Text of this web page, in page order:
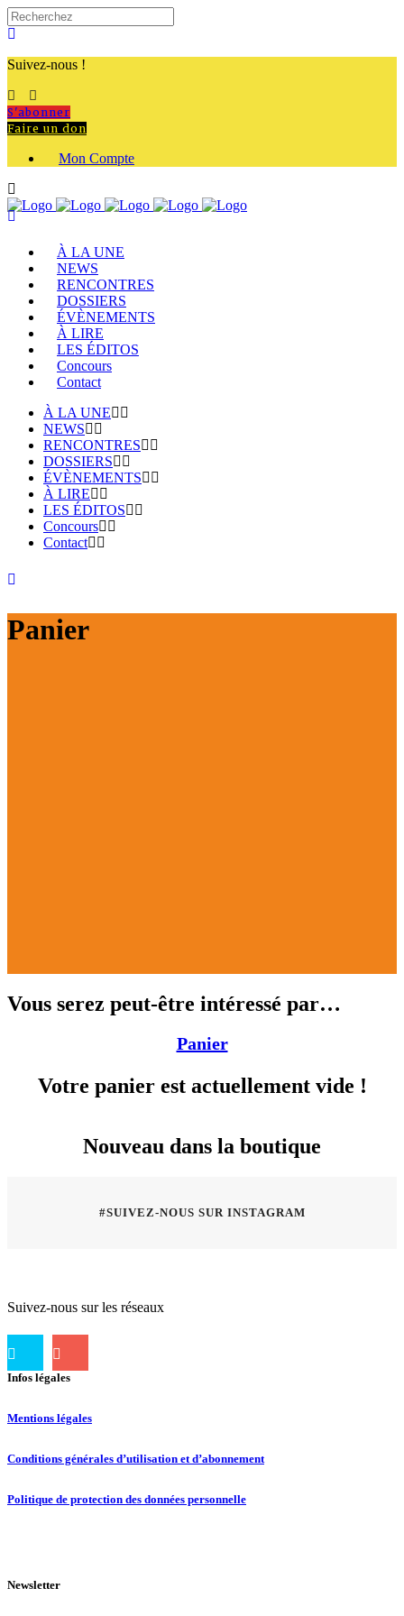
Suivez-nous !
S'abonner
Faire un don
Mon Compte
À LA UNE
NEWS
RENCONTRES
DOSSIERS
ÉVÈNEMENTS
À LIRE
LES ÉDITOS
Concours
Contact
À LA UNE
NEWS
RENCONTRES
DOSSIERS
ÉVÈNEMENTS
À LIRE
LES ÉDITOS
Concours
Contact
Panier
Vous serez peut-être intéressé par…
Panier
Votre panier est actuellement vide !
Nouveau dans la boutique
#SUIVEZ-NOUS SUR INSTAGRAM
Suivez-nous sur les réseaux
Infos légales
Mentions légales
Conditions générales d’utilisation et d’abonnement
Politique de protection des données personnelle
Newsletter